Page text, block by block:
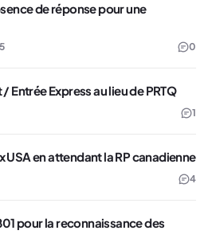
de réponse pour une
0
Entrée Express au lieu de PRTQ
1
USA en attendant la RP canadienne
4
pour la reconnaissance des